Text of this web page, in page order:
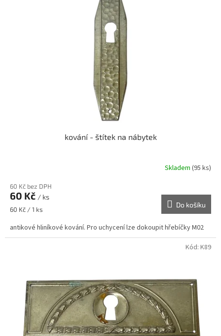
kování - štítek na nábytek
Skladem (95 ks)
60 Kč bez DPH
60 Kč / ks
Měrná
60 Kč / 1 ks
Do košíku
antikové hliníkové kování. Pro uchycení lze dokoupit hřebíčky M02
Kód: K89